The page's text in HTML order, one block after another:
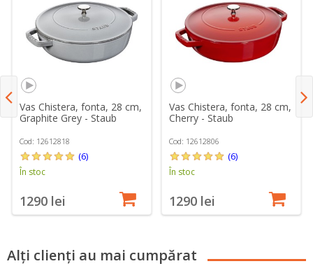
Vas Chistera, fonta, 28 cm,
Graphite Grey - Staub
Cod: 12612818
(6)
În stoc
1290 lei
Vas Chistera, fonta, 28 cm,
Cherry - Staub
Cod: 12612806
(6)
În stoc
1290 lei
Alți clienți au mai cumpărat